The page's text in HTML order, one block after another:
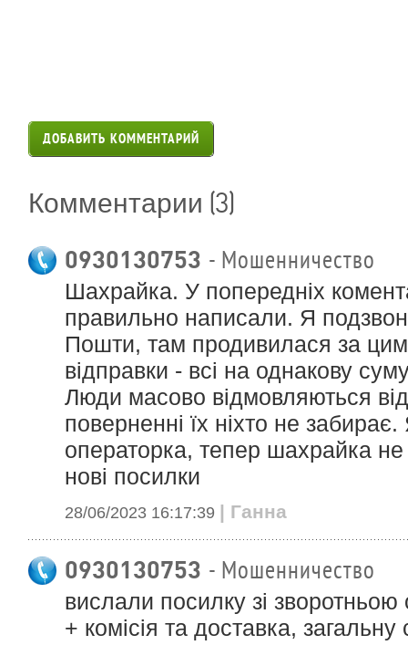
ДОБАВИТЬ КОММЕНТАРИЙ
Комментарии (3)
0930130753 - Мошенничество
Шахрайка. У попередніх
правильно написали. Я
Пошти, там продивилася за
відправки - всі на однакову
Люди масово відмовляються
поверненні їх ніхто не
операторка, тепер шахрайка
нові посилки
28/06/2023 16:17:39 | Ганна
0930130753 - Мошенничество
вислали посилку зі
+ комісія та доставка,